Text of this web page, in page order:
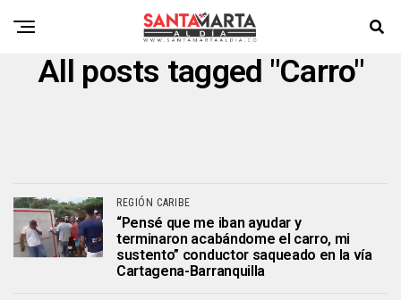
All posts tagged "Carro"
REGIÓN CARIBE
“Pensé que me iban ayudar y
terminaron acabándome el carro, mi
sustento” conductor saqueado en la vía
Cartagena-Barranquilla